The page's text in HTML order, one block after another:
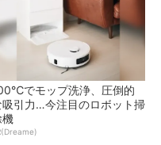
でモップ洗浄、圧倒的
吸引力…今注目のロボット掃